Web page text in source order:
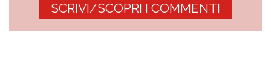
SCRIVI/SCOPRI I COMMENTI